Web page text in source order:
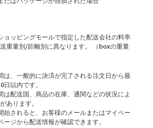
ョッピングモールで指定した配送会社の料率
重量別/距離別に異なります。 （boxの重量
は、一般的に決済が完了される注文日から最
日以内です。
は配送国、商品の在庫、通関などの状況によ
あります。
始されると、お客様のメールまたはマイペー
ージから配送情報が確認できます。